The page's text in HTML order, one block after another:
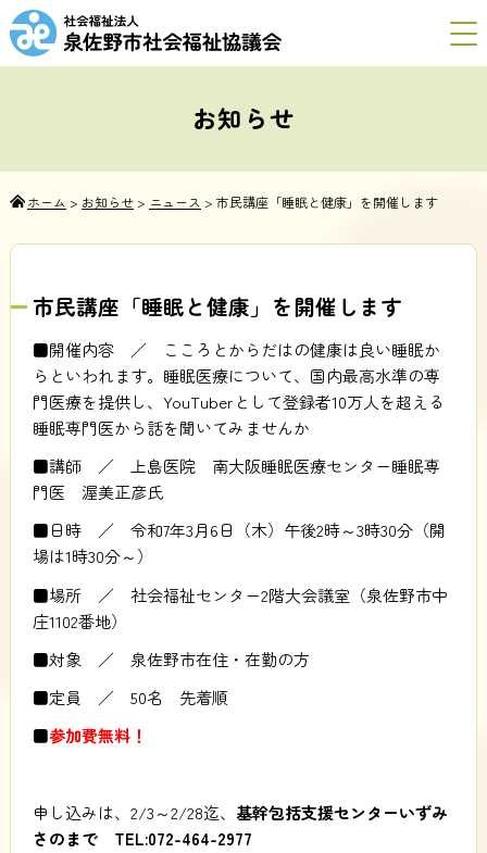
お知らせ
ホーム > お知らせ> ニュース > 市民講座「睡眠と健康」を開催します
市民講座「睡眠と健康」を開催します
■開催内容 ／ こころとからだはの健康は良い睡眠か
らといわれます。睡眠医療について、国内最高水準の専
門医療を提供し、YouTuberとして登録者10万人を超える
睡眠専門医から話を聞いてみませんか
■講師 ／ 上島医院 南大阪睡眠医療センター睡眠専
門医 渥美正彦氏
■日時 ／ 令和7年3月6日（木）午後2時～3時30分（開
場は1時30分～）
■場所 ／ 社会福祉センター2階大会議室（泉佐野市中
庄1102番地）
■対象 ／ 泉佐野市在住・在勤の方
■定員 ／ 50名 先着順
■参加費無料！
申し込みは、2/3～2/28迄、 基幹包括支援センターいずみ
さのまで TEL:072-464-2977